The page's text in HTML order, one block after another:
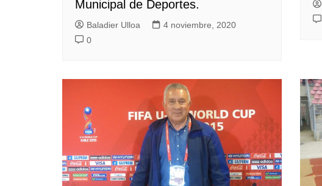
Municipal de Deportes.
Baladier Ulloa
4 noviembre, 2020
0